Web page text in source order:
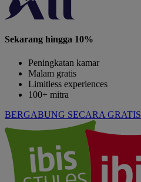
Sekarang hingga 10%
Peningkatan kamar
Malam gratis
Limitless experiences
100+ mitra
BERGABUNG SECARA GRATIS